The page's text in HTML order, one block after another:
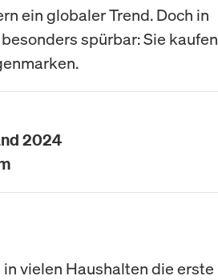
ein globaler Trend. Doch in
spürbar: Sie kaufen
2024
vielen Haushalten die erste